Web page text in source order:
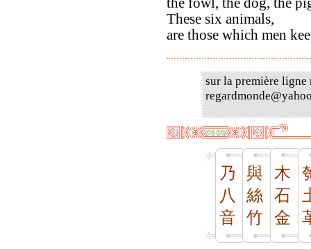
These six animals,
are those which men
sur la première
乃
八
音
與
絲
竹
木
石
金